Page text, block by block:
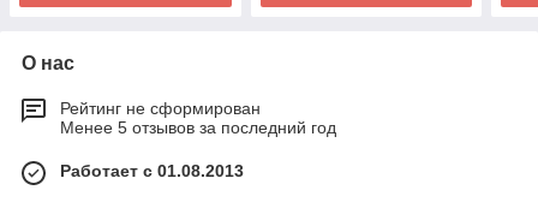
О нас
Рейтинг не сформирован
Менее 5 отзывов за последний год
Работает с 01.08.2013